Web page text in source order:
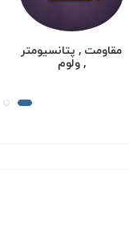
مقاومت , پتانسیومتر
, ولوم